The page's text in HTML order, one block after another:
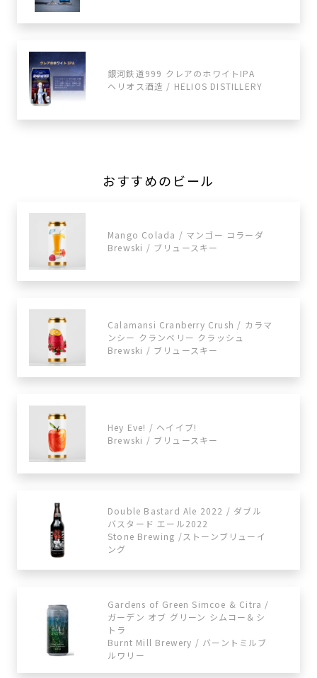
銀河鉄道999 クレアのホワイトIPA
ヘリオス酒造 / HELIOS DISTILLERY
おすすめのビール
Mango Colada / マンゴー コラーダ
Brewski / ブリュースキー
Calamansi Cranberry Crush / カラマ
ンシー クランベリー クラッシュ
Brewski / ブリュースキー
Hey Eve! / ヘイイブ!
Brewski / ブリュースキー
Double Bastard Ale 2022 / ダブル
バスタード エール2022
Stone Brewing /ストーンブリューイ
ング
Gardens of Green Simcoe & Citra /
ガーデン オブ グリーン シムコー＆シ
トラ
Burnt Mill Brewery / バーントミルブ
ルワリー